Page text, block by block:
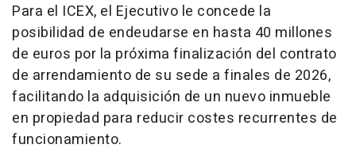
Para el ICEX, el Ejecutivo le concede la
posibilidad de endeudarse en hasta 40 millones
de euros por la próxima finalización del contrato
de arrendamiento de su sede a finales de 2026,
facilitando la adquisición de un nuevo inmueble
en propiedad para reducir costes recurrentes de
funcionamiento.